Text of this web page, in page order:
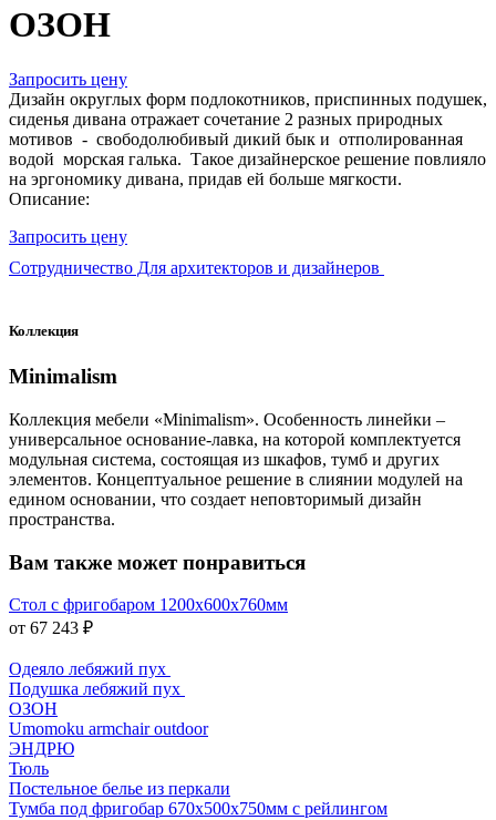
ОЗОН
Запросить цену
Дизайн округлых форм подлокотников, приспинных подушек,
сиденья дивана отражает сочетание 2 разных природных
мотивов - свободолюбивый дикий бык и отполированная
водой морская галька. Такое дизайнерское решение повлияло
на эргономику дивана, придав ей больше мягкости.
Описание:
Запросить цену
Сотрудничество Для архитекторов и дизайнеров
Коллекция
Minimalism
Коллекция мебели «Minimalism». Особенность линейки –
универсальное основание-лавка, на которой комплектуется
модульная система, состоящая из шкафов, тумб и других
элементов. Концептуальное решение в слиянии модулей на
едином основании, что создает неповторимый дизайн
пространства.
Вам также может понравиться
Стол с фригобаром 1200х600х760мм
от 67 243 ₽
Одеяло лебяжий пух
Подушка лебяжий пух
ОЗОН
Umomoku armchair outdoor
ЭНДРЮ
Тюль
Постельное белье из перкали
Тумба под фригобар 670x500x750мм с рейлингом